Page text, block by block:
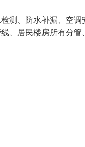
测、防水补漏、空
、居民楼房所有分